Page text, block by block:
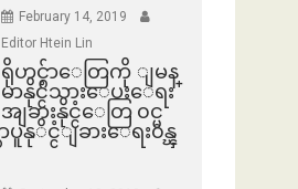
February 14, 2019
Editor Htein Lin
ရိုဟင္ဂ်ာေတြကို ျမန္
မာနိုင္ငံသားေပးေရး
အျခားနိုင္ငံေတြ ၀င္မ
နုိင္ငံျခားေရး၀န္ၾ